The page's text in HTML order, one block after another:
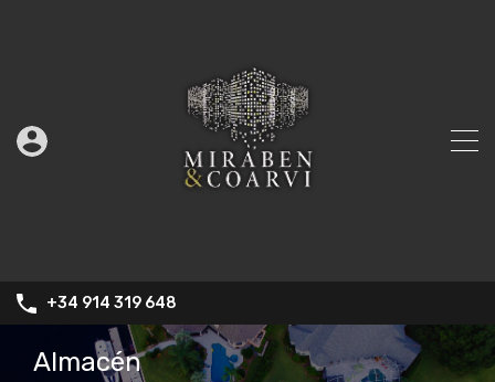
+34 914 319 648
Almacén